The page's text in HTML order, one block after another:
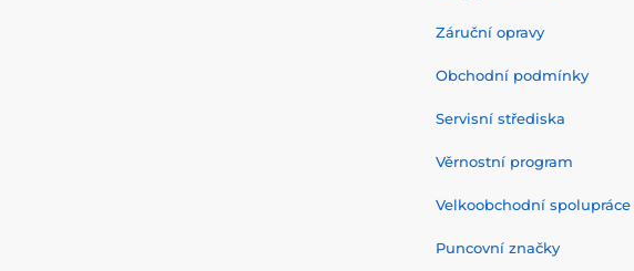
Záruční opravy
Obchodní podmínky
Servisní střediska
Věrnostní program
Velkoobchodní spolupráce
Puncovní značky